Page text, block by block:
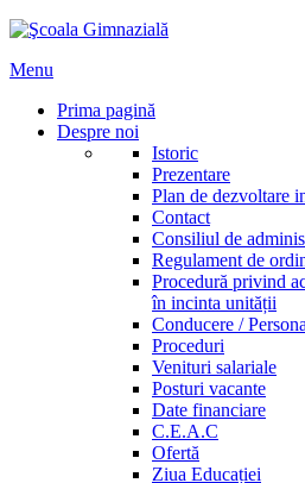
Menu
Prima pagină
Despre noi
Istoric
Prezentare
Plan de dezvoltare
Contact
Consiliul de
Regulament de
Procedură privind
în incinta unității
Conducere /
Proceduri
Venituri salariale
Posturi vacante
Date financiare
C.E.A.C
Ofertă
Ziua Educației